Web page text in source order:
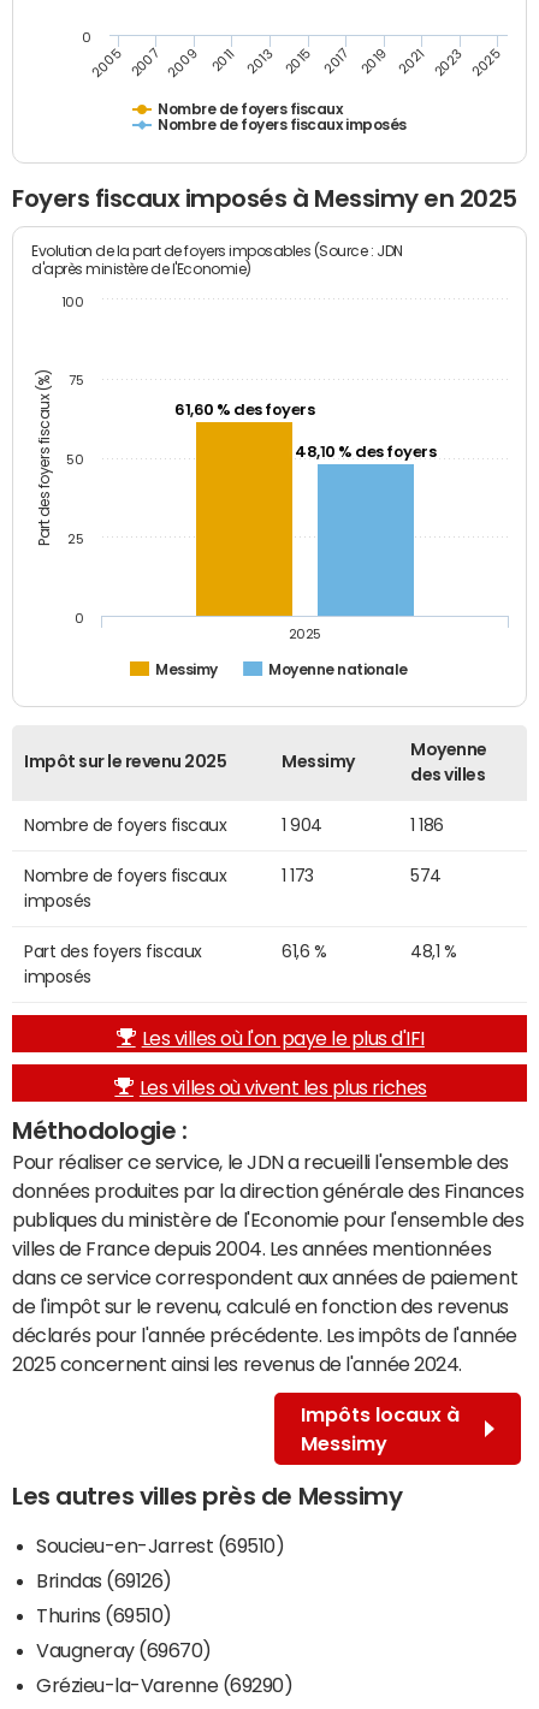
Nombre de foyers fiscaux
Nombre de foyers fiscaux imposés
2005 2007 2009 2011 2013 2015 2017 2019 2021 2023 2025
0
Foyers fiscaux imposés à Messimy en 2025
Part des foyers fiscaux (%)
Evolution de la part de foyers imposables (Source : JDN
d'après ministère de l'Economie)
61,60 % des foyers
48,10 % des foyers
Messimy Moyenne nationale
2025
0
25
50
75
100
Impôt sur le revenu 2025 Messimy
Moyenne
des villes
Nombre de foyers fiscaux 1 904 1 186
Nombre de foyers fiscaux
imposés
1 173 574
Part des foyers fiscaux
imposés
61,6 % 48,1 %
Les villes où l'on paye le plus d'IFI
Les villes où vivent les plus riches
Méthodologie :
Pour réaliser ce service, le JDN a recueilli l'ensemble des
données produites par la direction générale des Finances
publiques du ministère de l'Economie pour l'ensemble des
villes de France depuis 2004. Les années mentionnées
dans ce service correspondent aux années de paiement
de l'impôt sur le revenu, calculé en fonction des revenus
déclarés pour l'année précédente. Les impôts de l'année
2025 concernent ainsi les revenus de l'année 2024.
Impôts locaux à
Messimy
Les autres villes près de Messimy
Soucieu-en-Jarrest (69510)
Brindas (69126)
Thurins (69510)
Vaugneray (69670)
Grézieu-la-Varenne (69290)